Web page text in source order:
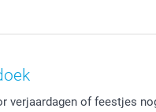
verjaardagen of feestjes